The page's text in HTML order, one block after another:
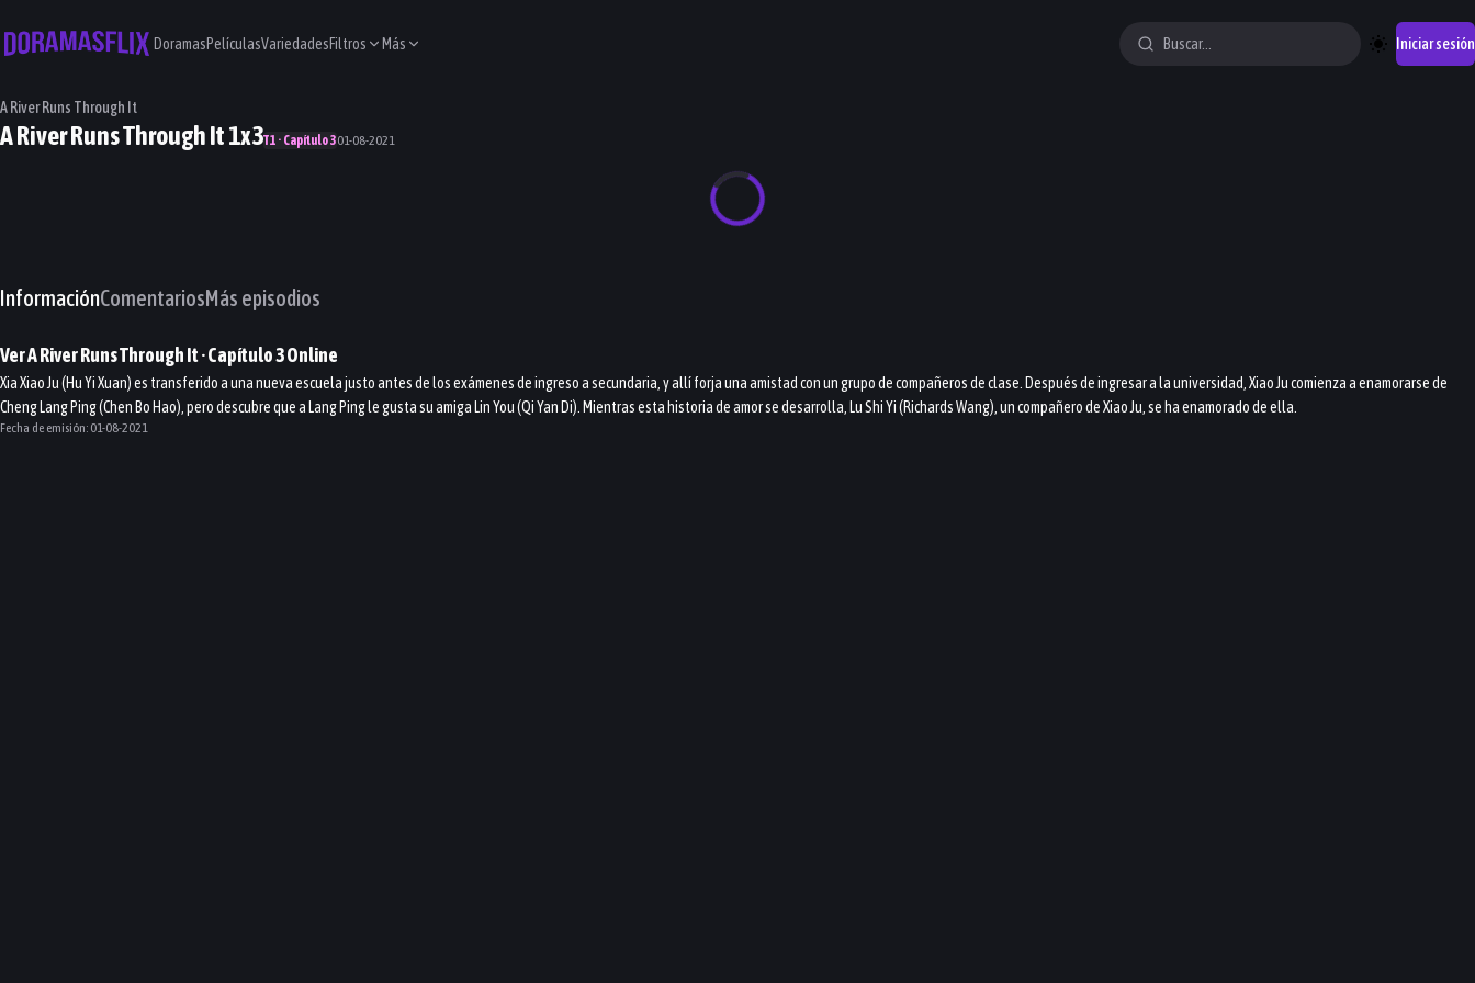
DoramasPelículasVariedadesFiltros Más Iniciar sesión
A River Runs Through It
A River Runs Through It 1x3T1 · Capítulo 301-08-2021
InformaciónComentariosMás episodios
VerA River Runs Through It· Capítulo3Online
Xia Xiao Ju (Hu Yi Xuan) es transferido a una nueva escuela justo antes de los exámenes de ingreso a secundaria, y allí forja una amistad con un grupo de compañeros de clase. Después de ingresar a la universidad, Xiao Ju comienza a enamorarse de
Cheng Lang Ping (Chen Bo Hao), pero descubre que a Lang Ping le gusta su amiga Lin You (Qi Yan Di). Mientras esta historia de amor se desarrolla, Lu Shi Yi (Richards Wang), un compañero de Xiao Ju, se ha enamorado de ella.
Fecha de emisión: 01-08-2021